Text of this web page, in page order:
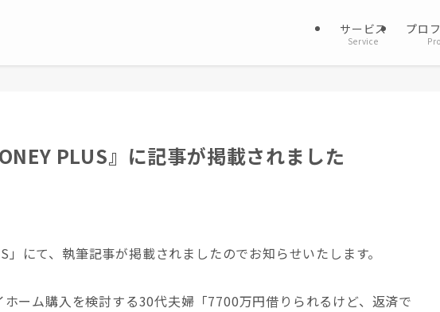
サービス
Service
プロ
PLUS』に記事が掲載されました
にて、執筆記事が掲載されましたのでお知らせいたします。
ーム購入を検討する30代夫婦「7700万円借りられるけど、返済で